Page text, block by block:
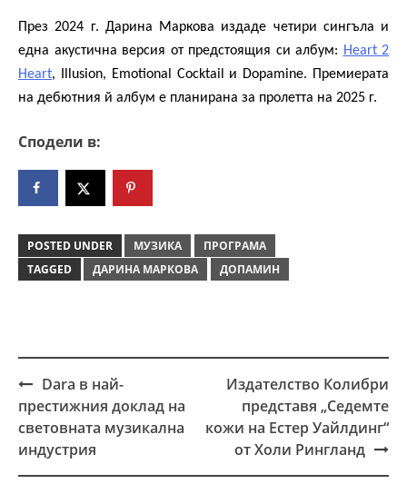
През 2024 г. Дарина Маркова издаде четири сингъла и
една акустична версия от предстоящия си албум: Heart 2
Heart, Illusion, Emotional Cocktail и Dopamine.
Премиерата
на дебютния й албум е планирана за пролетта на 2025 г.
Сподели в:
POSTED UNDER МУЗИКА
ПРОГРАМА
TAGGED
ДАРИНА МАРКОВА ДОПАМИН
Post
navigation
Dara в най-
престижния доклад на
световната музикална
индустрия
Издателство Колибри
представя „Седемте
кожи на Естер Уайлдинг“
от Холи Рингланд